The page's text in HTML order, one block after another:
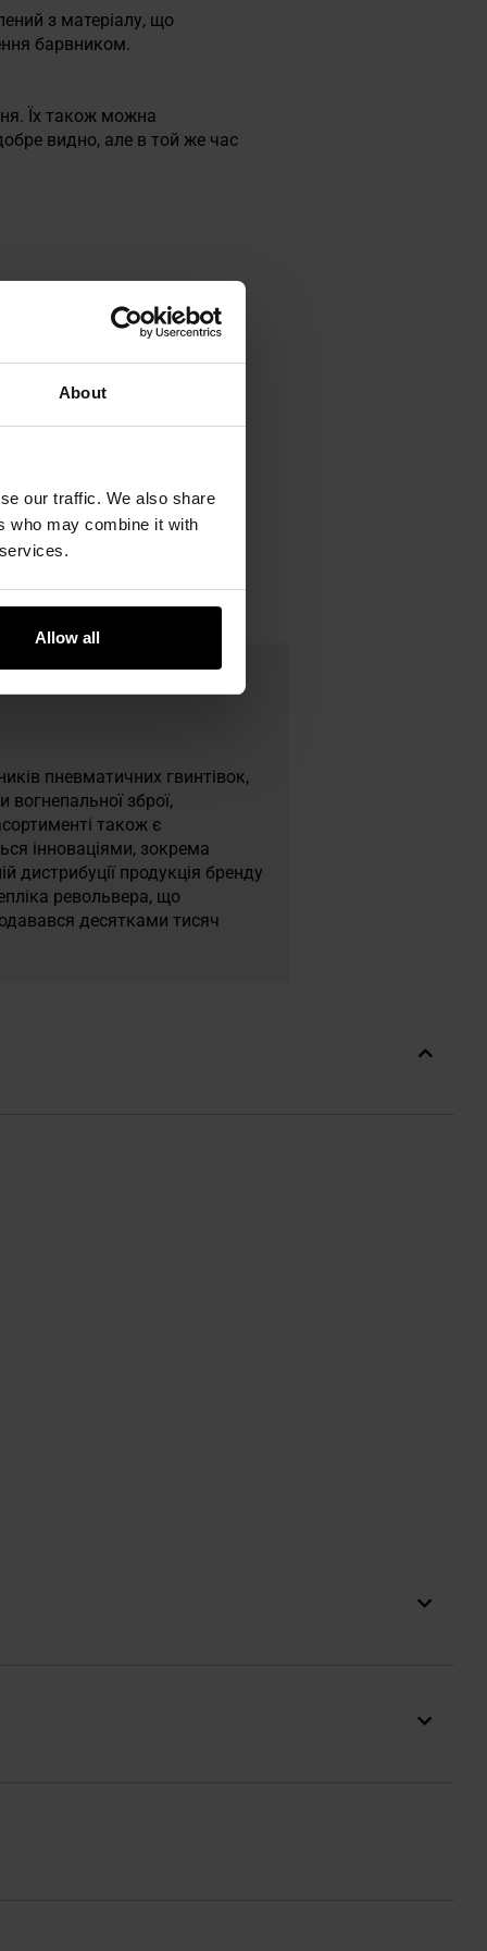
About
our traffic. We also share
who may combine it with
Allow all
з матеріалу, що
барвником.
Їх також можна
видно, але в той же час
пневматичних гвинтівок,
вогнепальної зброї,
також є
інноваціями, зокрема
продукція бренду
револьвера, що
десятками тисяч